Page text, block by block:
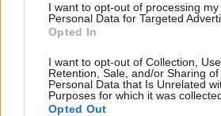
I want to opt-out of processing my
Personal Data for Targeted
Opted In
I want to opt-out of Collection, Use,
Retention, Sale, and/or Sharing of
Personal Data that Is Unrelated
Purposes for which it was
Opted Out